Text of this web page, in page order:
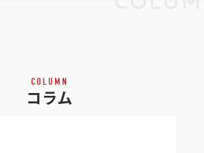
COLUMN
コラム